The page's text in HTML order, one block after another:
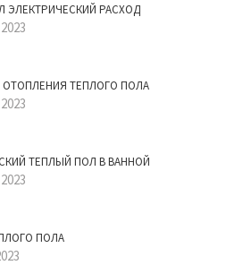
ЭЛЕКТРИЧЕСКИЙ РАСХОД
ТЕПЛОГО ПОЛА
ТЕПЛЫЙ ПОЛ В ВАННОЙ
ПОЛА